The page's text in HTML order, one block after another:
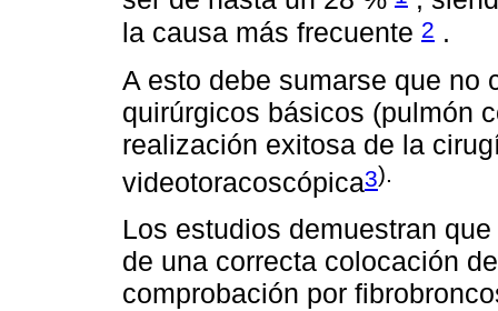
la causa más frecuente 2 .
A esto debe sumarse que no
quirúrgicos básicos (pulmón
realización exitosa de la
videotoracoscópica3).
Los estudios demuestran
de una correcta colocación
comprobación por